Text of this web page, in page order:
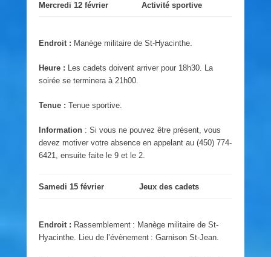
Mercredi 12 février Activité sportive
Endroit : Manège militaire de St-Hyacinthe.
Heure : Les cadets doivent arriver pour 18h30. La
soirée se terminera à 21h00.
Tenue : Tenue sportive.
Information : Si vous ne pouvez être présent, vous
devez motiver votre absence en appelant au (450) 774-
6421, ensuite faite le 9 et le 2.
Samedi 15 février Jeux des cadets
Endroit : Rassemblement : Manège militaire de St-
Hyacinthe. Lieu de l’évènement : Garnison St-Jean.